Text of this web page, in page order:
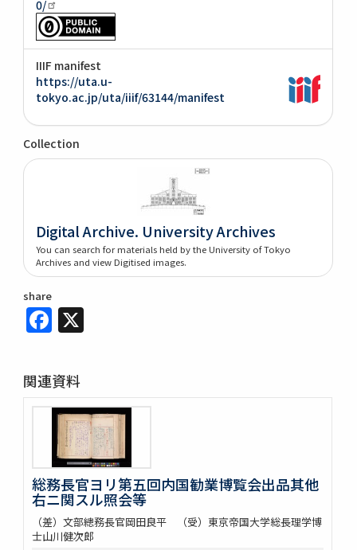
0/
IIIF manifest
https://uta.u-
tokyo.ac.jp/uta/iiif/63144/manifest
Collection
Digital Archive. University Archives
You can search for materials held by the University of Tokyo
Archives and view Digitised images.
share
Facebook
関連資料
総務長官ヨリ第五回内国勧業博覧会出品其他
右ニ関スル照会等
（差）文部總務長官岡田良平 （受）東京帝国大学総長理学博
士山川健次郎